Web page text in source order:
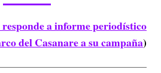
a informe periodístico
del Casanare a su campaña)